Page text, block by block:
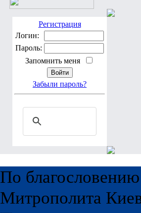
Регистрация
Логин:
Пароль:
Запомнить меня
Забыли пароль?
По
Митрополита